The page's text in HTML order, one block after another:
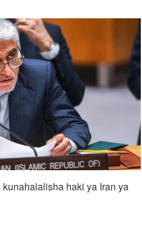
haki ya Iran ya